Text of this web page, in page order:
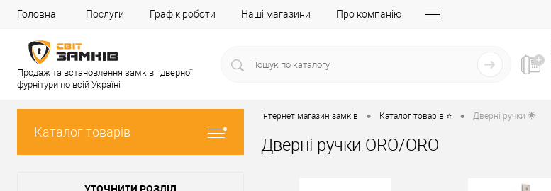
Головна Послуги Графік роботи Наші магазини Про компанію
Продаж та встановлення замків і дверної
фурнітури по всій Україні
Каталог товарів
Інтернет магазин замків • Каталог товарів ⭐ • Дверні ручки 🌟
Дверні ручки ORO/ORO